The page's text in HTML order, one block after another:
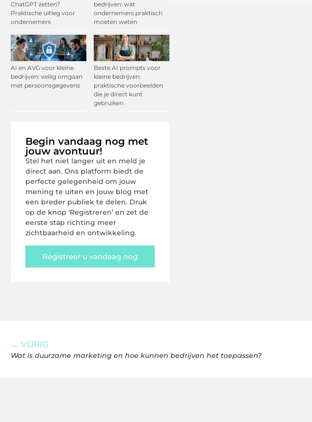
ChatGPT zetten?
Praktische uitleg voor
ondernemers
bedrijven: wat
ondernemers praktisch
moeten weten
AI en AVG voor kleine
bedrijven: veilig omgaan
met persoonsgegevens
Beste AI prompts voor
kleine bedrijven:
praktische voorbeelden
die je direct kunt
gebruiken
Begin vandaag nog met
jouw avontuur!
Stel het niet langer uit en meld je
direct aan. Ons platform biedt de
perfecte gelegenheid om jouw
mening te uiten en jouw blog met
een breder publiek te delen. Druk
op de knop ‘Registreren’ en zet de
eerste stap richting meer
zichtbaarheid en ontwikkeling.
Registreer u vandaag nog
← VORIG
Wat is duurzame marketing en hoe kunnen bedrijven het toepassen?